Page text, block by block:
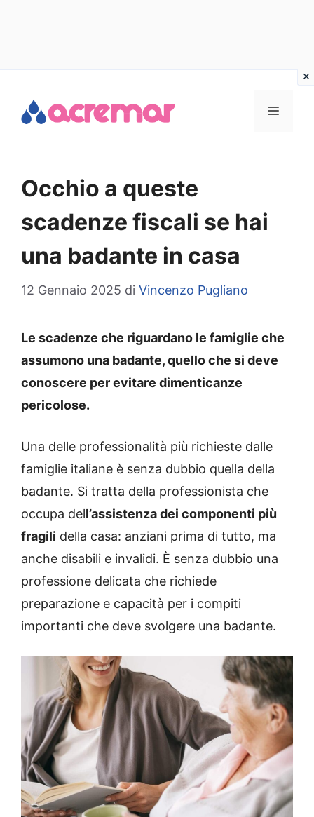
contenuto
MENU
Occhio a queste
scadenze fiscali se hai
una badante in casa
12 Gennaio 2025 di Vincenzo Pugliano
Le scadenze che riguardano le famiglie che
assumono una badante, quello che si deve
conoscere per evitare dimenticanze
pericolose.
Una delle professionalità più richieste dalle
famiglie italiane è senza dubbio quella della
badante. Si tratta della professionista che
occupa dell’assistenza dei componenti più
fragili della casa: anziani prima di tutto, ma
anche disabili e invalidi. È senza dubbio una
professione delicata che richiede
preparazione e capacità per i compiti
importanti che deve svolgere una badante.